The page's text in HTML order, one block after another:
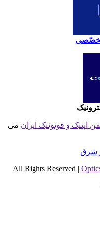
اپتیک و فوتونیک ایران می